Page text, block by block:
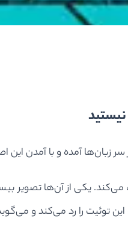
زبان‌ها آمده و با آمدن